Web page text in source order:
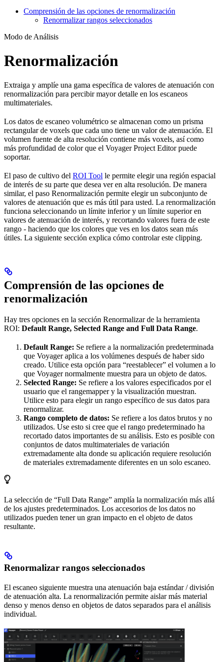
Comprensión de las opciones de renormalización
Renormalizar rangos seleccionados
Modo de Análisis
Renormalización
Extraiga y amplíe una gama específica de valores de atenuación con
renormalización para percibir mayor detalle en los escaneos
multimateriales.
Los datos de escaneo volumétrico se almacenan como un prisma
rectangular de voxels que cada uno tiene un valor de atenuación. El
volumen fuente de alta resolución contiene más voxels, así como
más profundidad de color que el Voyager Project Editor puede
soportar.
El paso de cultivo del ROI Tool le permite elegir una región espacial
de interés de su parte que desea ver en alta resolución. De manera
similar, el paso Renormalización permite elegir un subconjunto de
valores de atenuación que es más útil para usted. La renormalización
funciona seleccionando un límite inferior y un límite superior en
valores de atenuación de interés, y recortando valores fuera de este
rango - haciendo que los colores que ves en los datos sean más
útiles. La siguiente sección explica cómo controlar este clipping.
Comprensión de las opciones de
renormalización
Hay tres opciones en la sección Renormalizar de la herramienta
ROI: Default Range, Selected Range and Full Data Range.
Default Range: Se refiere a la normalización predeterminada
que Voyager aplica a los volúmenes después de haber sido
creado. Utilice esta opción para “reestablecer” el volumen a lo
que Voyager normalmente muestra para un objeto de datos.
Selected Range: Se refiere a los valores especificados por el
usuario que el rangemapper y la visualización muestran.
Utilice esto para elegir un rango específico de sus datos para
renormalizar.
Rango completo de datos: Se refiere a los datos brutos y no
utilizados. Use esto si cree que el rango predeterminado ha
recortado datos importantes de su análisis. Esto es posible con
conjuntos de datos multimateriales de variación
extremadamente alta donde su aplicación requiere resolución
de materiales extremadamente diferentes en un solo escaneo.
La selección de “Full Data Range” amplía la normalización más allá
de los ajustes predeterminados. Los accesorios de los datos no
utilizados pueden tener un gran impacto en el objeto de datos
resultante.
Renormalizar rangos seleccionados
El escaneo siguiente muestra una atenuación baja estándar / división
de atenuación alta. La renormalización permite aislar más material
denso y menos denso en objetos de datos separados para el análisis
individual.